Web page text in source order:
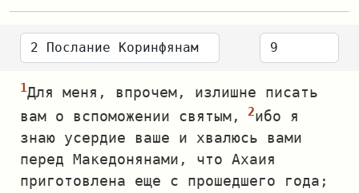
Для меня, впрочем, излишне писать
вам о вспоможении святым,
ибо я
знаю усердие ваше и хвалюсь вами
перед Македонянами, что Ахаия
приготовлена еще с прошедшего года;